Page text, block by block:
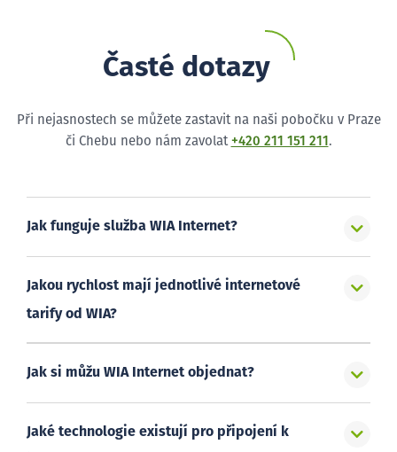
Časté dotazy
Při nejasnostech se můžete zastavit na naši pobočku v Praze
či Chebu nebo nám zavolat +420 211 151 211 .
Jak funguje služba WIA Internet?
Jakou rychlost mají jednotlivé internetové
tarify od WIA?
Jak si můžu WIA Internet objednat?
Jaké technologie existují pro připojení k